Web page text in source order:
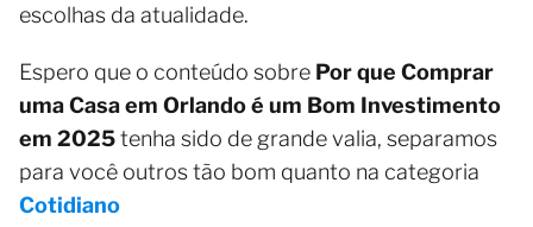
escolhas da atualidade.
Espero que o conteúdo sobre Por que Comprar
uma Casa em Orlando é um Bom Investimento
em 2025tenha sido de grande valia, separamos
para você outros tão bom quanto na categoria
Cotidiano